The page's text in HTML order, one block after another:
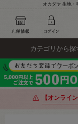
オカダヤ 生地・
カテゴリから探
【オンライ